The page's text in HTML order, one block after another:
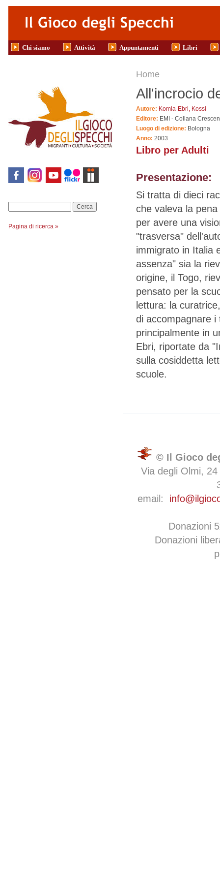
Salta al contenuto principale
Chi siamo Attività Appuntamenti Libri
Pagina di ricerca »
Tu sei qui
Home
All'incrocio
Autore: Komla-Ebri, Kossi
Editore: EMI - Collana
Luogo di edizione: Bologna
Anno: 2003
Libro per Adulti
Presentazione:
Si tratta di dieci
che valeva la
per avere una
"trasversa"
immigrato in Italia
assenza" sia la
origine, il Togo,
pensato per la
lettura: la
di accompagnare
principalmente in
Ebri, riportate da
sulla cosiddetta
scuole.
© Il Gioco
Via degli Olmi,
email:
Donazioni
Donazioni